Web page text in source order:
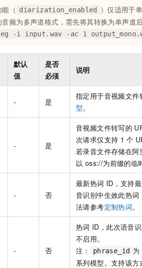
（ diarization_enabled
）仅适用于
频为多声道格式，需先将其转换为单声道
-i input.wav -ac 1
默认
值
是否
必须
说明
- 是
指定用于音视频文件
型。
- 是
音视频文件转写的
次请求仅支持 1 个
若录音文件存储在阿
以 oss://为前缀的临
- 否
最新热词 ID，支持
音识别中生效此热词
法请参考定制热词。
- 否
热词 ID，此次语音
不启用。
注：
phrase_id 为
系列模型。支持该